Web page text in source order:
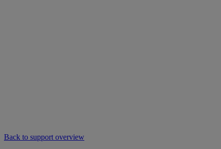
Back to support overview